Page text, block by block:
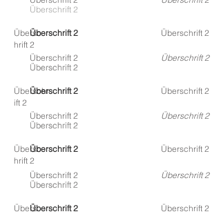
Überschrift 2
Überschrift 2
Übersc
hrift 2
Überschrift 2
Überschrift 2
Überschrift 2
Überschrift 2
Überschrift 2
Überschrift 2
Überschr
ift 2
Überschrift 2
Überschrift 2
Überschrift 2
Überschrift 2
Überschrift 2
Überschrift 2 Überschrift 2
Überschrift 2
Übersc
hrift 2
Überschrift 2
Überschrift 2
Überschrift 2
Überschrift 2
ÜbersÜberschrift 2